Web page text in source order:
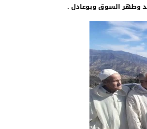
وطهر السوق وبوعادل .